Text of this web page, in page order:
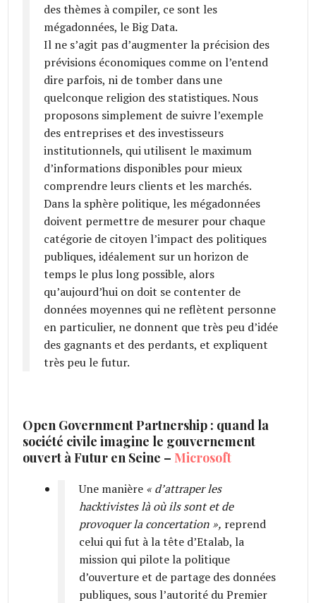
des thèmes à compiler, ce sont les
mégadonnées, le Big Data.
Il ne s’agit pas d’augmenter la précision des
prévisions économiques comme on l’entend
dire parfois, ni de tomber dans une
quelconque religion des statistiques. Nous
proposons simplement de suivre l’exemple
des entreprises et des investisseurs
institutionnels, qui utilisent le maximum
d’informations disponibles pour mieux
comprendre leurs clients et les marchés.
Dans la sphère politique, les mégadonnées
doivent permettre de mesurer pour chaque
catégorie de citoyen l’impact des politiques
publiques, idéalement sur un horizon de
temps le plus long possible, alors
qu’aujourd’hui on doit se contenter de
données moyennes qui ne reflètent personne
en particulier, ne donnent que très peu d’idée
des gagnants et des perdants, et expliquent
très peu le futur.
Open Government Partnership : quand la
société civile imagine le gouvernement
ouvert à Futur en Seine – Microsoft
Une manière « d’attraper les
hacktivistes là où ils sont et de
provoquer la concertation », reprend
celui qui fut à la tête d’Etalab, la
mission qui pilote la politique
d’ouverture et de partage des données
publiques, sous l’autorité du Premier